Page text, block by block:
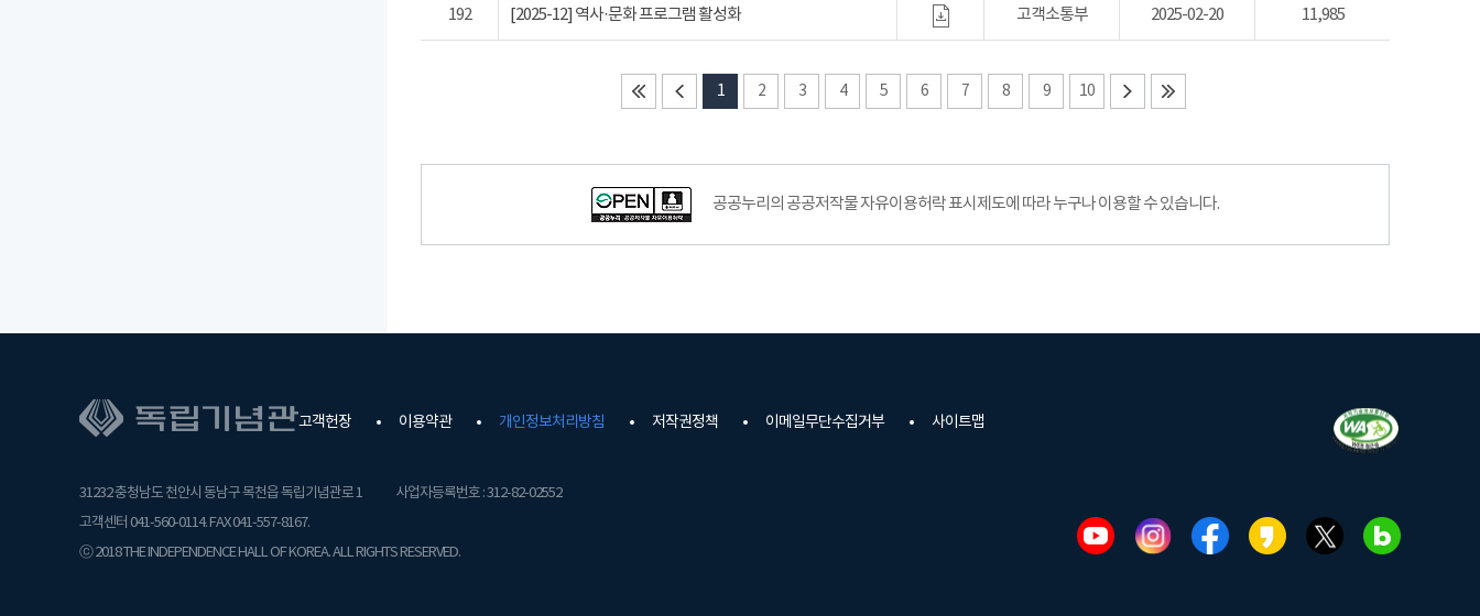
192 [2025-12] 역사·문화 프로그램 활성화 고객소통부 2025-02-20 11,985
1 2 3 4 5 6 7 8 9 10
공공누리의 공공저작물 자유이용허락 표시제도에 따라 누구나 이용할 수 있습니다.
고객헌장 이용약관 개인정보처리방침 저작권정책 이메일무단수집거부 사이트맵
31232 충청남도 천안시 동남구 목천읍 독립기념관로 1
사업자등록번호 : 312-82-02552
고객센터 041-560-0114. FAX 041-557-8167.
ⓒ 2018 THE INDEPENDENCE HALL OF KOREA. ALL RIGHTS RESERVED.